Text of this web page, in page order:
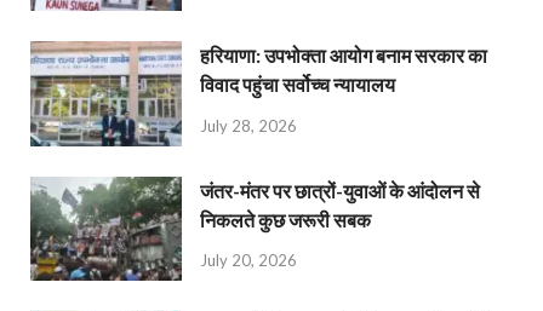
हरियाणा: उपभोक्ता आयोग बनाम सरकार का
विवाद पहुंचा सर्वोच्च न्यायालय
July 28, 2026
जंतर-मंतर पर छात्रों-युवाओं के आंदोलन से
निकलते कुछ जरूरी सबक
July 20, 2026